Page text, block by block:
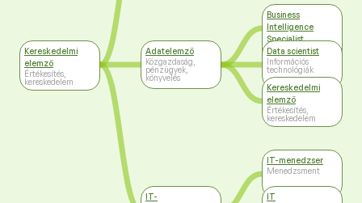
Kereskedelmi
elemző
Értékesítés,
kereskedelem
Adatelemző
Közgazdaság,
pénzügyek,
könyvelés
IT-
Business
Intelligence
Specialist
Információs
technológiák
Data scientist
Információs
technológiák
Kereskedelmi
elemző
Értékesítés,
kereskedelem
IT-menedzser
Menedzsment
IT